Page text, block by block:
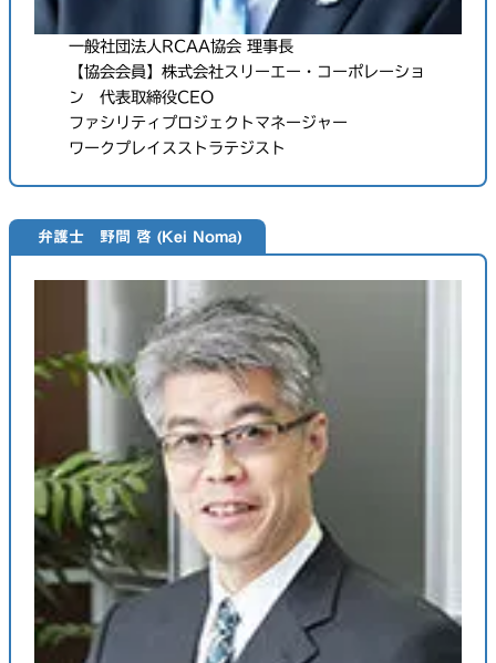
一般社団法人RCAA協会 理事長
【協会会員】株式会社スリーエー・コーポレーショ
ン 代表取締役CEO
ファシリティプロジェクトマネージャー
ワークプレイスストラテジスト
弁護士 野間 啓 (Kei Noma)